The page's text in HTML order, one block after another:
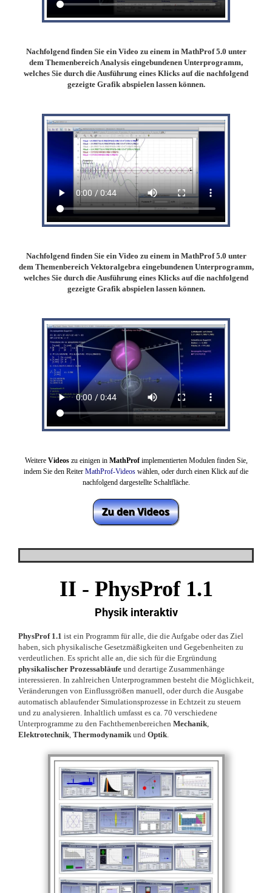
Nachfolgend finden Sie ein Video zu einem in MathProf 5.0 unter
dem Themenbereich Analysis eingebundenen Unterprogramm,
welches Sie durch die Ausführung eines Klicks auf die nachfolgend
gezeigte Grafik abspielen lassen können.
Nachfolgend finden Sie ein Video zu einem in MathProf 5.0 unter
dem Themenbereich Vektoralgebra eingebundenen Unterprogramm,
welches Sie durch die Ausführung eines Klicks auf die nachfolgend
gezeigte Grafik abspielen lassen können.
Weitere Videos zu einigen in MathProfimplementierten Modulen finden Sie,
indem Sie den Reiter MathProf-Videos wählen, oder durch einen Klick auf die
nachfolgend dargestellte Schaltfläche.
II - PhysProf 1.1
Physik interaktiv
PhysProf 1.1 ist ein Programm für alle, die die Aufgabe oder das Ziel
haben, sich physikalische Gesetzmäßigkeiten und Gegebenheiten zu
verdeutlichen. Es spricht alle an, die sich für die Ergründung
physikalischer Prozessabläufe und derartige Zusammenhänge
interessieren. In zahlreichen Unterprogrammen besteht die Möglichkeit,
Veränderungen von Einflussgrößen manuell, oder durch die Ausgabe
automatisch ablaufender Simulationsprozesse in Echtzeit zu steuern
und zu analysieren. Inhaltlich umfasst es ca. 70 verschiedene
Unterprogramme zu den Fachthemenbereichen Mechanik
Elektrotechnik Thermodynamik und Optik